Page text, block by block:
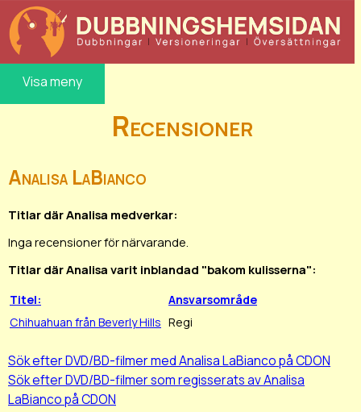
Visa meny
Recensioner
Analisa LaBianco
Titlar där Analisa medverkar:
Inga recensioner för närvarande.
Titlar där Analisa varit inblandad "bakom kulisserna":
Titel:
Ansvarsområde
Chihuahuan från Beverly Hills Regi
Sök efter DVD/BD-filmer med Analisa LaBianco på CDON
Sök efter DVD/BD-filmer som regisserats av Analisa
LaBianco på CDON